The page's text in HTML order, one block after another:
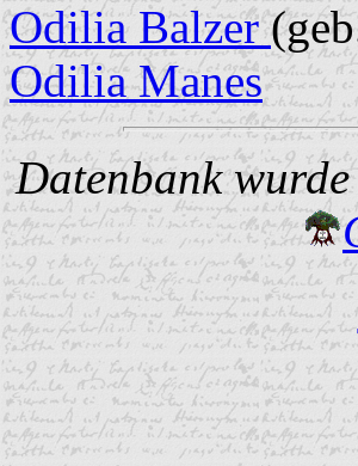
Odilia Balzer
Odilia Manes
Datenbank